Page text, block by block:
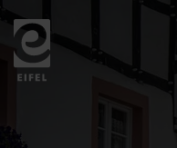
Zurück
zur
Startseite